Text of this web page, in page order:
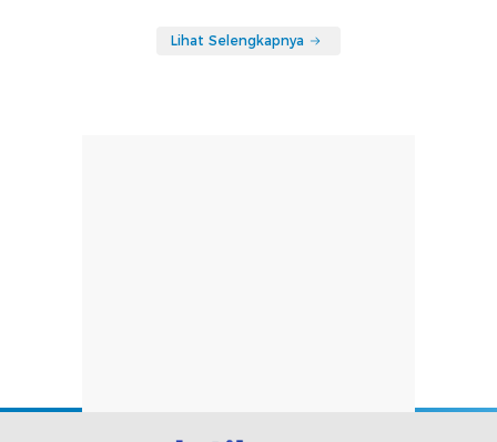
Lihat Selengkapnya